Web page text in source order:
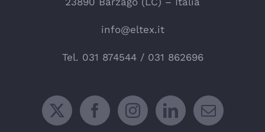
info@eltex.it
Tel. 031 874544/ 031 862696